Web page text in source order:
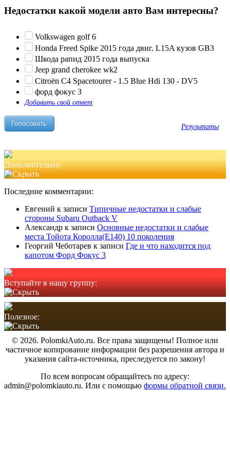
Недостатки какой модели авто Вам интересны?
Volkswagen golf 6
Honda Freed Spike 2015 года двиг. L15A кузов GB3
Шкода рапид 2015 года выпуска
Jeep grand cherokee wk2
Citroën C4 Spacetourer - 1.5 Blue Hdi 130 - DV5
форд фокус 3
Добавить свой ответ
Результаты
Дополнительно:
Последние комментарии:
Евгений к записи Типичные недостатки и слабые
стороны Subaru Outback V
Александр к записи Основные недостатки и слабые
места Тойота Королла(Е140) 10 поколения
Георгий Чеботарев к записи Где и что находится под
капотом Форд Фокус 3
Вступайте в нашу группу:
Полезное:
© 2026. PolomkiAuto.ru. Все права защищены! Полное или
частичное копирование информации без разрешения автора и
указания сайта-источника, преследуется по закону!
По всем вопросам обращайтесь по адресу:
admin@polomkiauto.ru. Или с помощью формы обратной связи.